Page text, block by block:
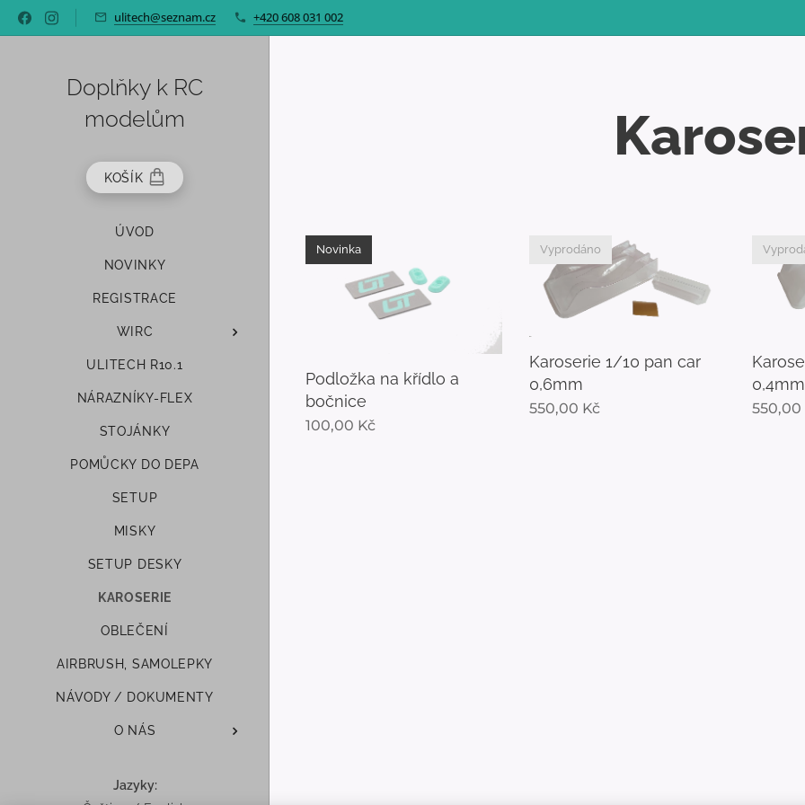
ulitech@seznam.cz +420 608 031 002
Doplňky k RC
modelům
KOŠÍK
ÚVOD
NOVINKY
REGISTRACE
WIRC
ULITECH R10.1
NÁRAZNÍKY-FLEX
STOJÁNKY
POMŮCKY DO DEPA
SETUP
MISKY
SETUP DESKY
KAROSERIE
OBLEČENÍ
AIRBRUSH, SAMOLEPKY
NÁVODY / DOKUMENTY
O NÁS
Podložka na křídlo a
bočnice
Novinka
100,00 Kč
Karoserie 1/10 pan car
0,6mm
Vyprodáno
550,00 Kč
0,4mm
550,00
Jazyky